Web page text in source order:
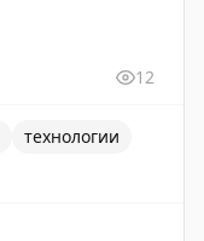
12
технологии